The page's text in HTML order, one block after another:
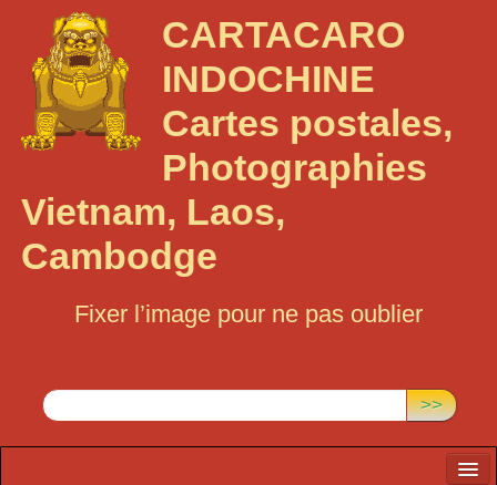
CARTACARO
INDOCHINE
Cartes postales,
Photographies
Vietnam, Laos,
Cambodge
Fixer l’image pour ne pas oublier
>>